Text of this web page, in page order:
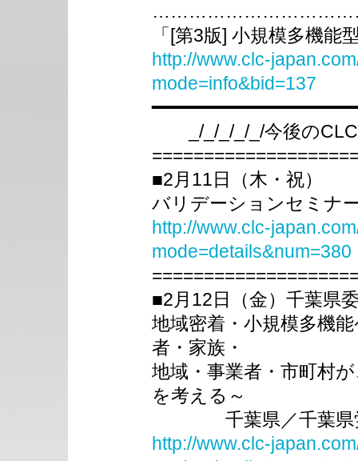
「[第3版] 小規模多機能
http://www.clc-
mode=info&bid=137
_/_/_/_/_/今後のCLC
■2月11日（木・祝）
バリデーションセ
http://www.clc-
mode=details&num=380
■2月12日（金）千葉県
地域密着・小規模多機
者・家族・
地域・事業者・市町村
を考える～
千葉県／千葉県労
http://www.clc-